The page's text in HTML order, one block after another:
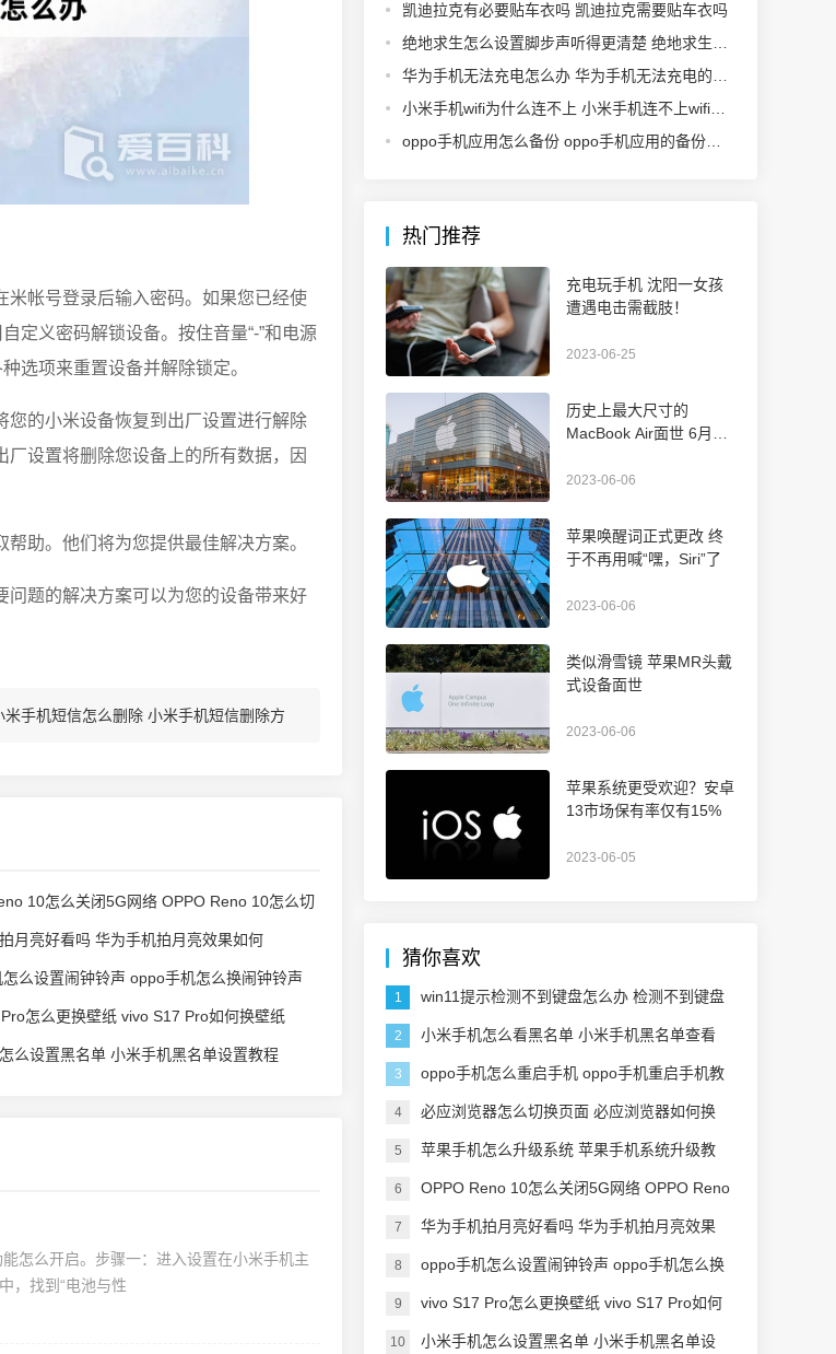
凯迪拉克有必要贴车衣吗 凯迪拉克需要贴车衣吗
绝地求生怎么设置脚步声听得更清楚 绝地求生怎么设置脚步声
华为手机无法充电怎么办 华为手机无法充电的解决方法
小米手机wifi为什么连不上 小米手机连不上wifi原因介绍
oppo手机应用怎么备份 oppo手机应用的备份方法
热门推荐
充电玩手机 沈阳一女孩
遭遇电击需截肢！
2023-06-25
历史上最大尺寸的
MacBook Air面世 6月7
2023-06-06
苹果唤醒词正式更改 终
于不再用喊“嘿，Siri”了
2023-06-06
类似滑雪镜 苹果MR头戴
式设备面世
2023-06-06
苹果系统更受欢迎？安卓
13市场保有率仅有15%
2023-06-05
猜你喜欢
1 win11提示检测不到键盘怎么办 检测不到键盘
怎么解决
2 小米手机怎么看黑名单 小米手机黑名单查看
方法介绍
3 oppo手机怎么重启手机 oppo手机重启手机教
程
4 必应浏览器怎么切换页面 必应浏览器如何换
页面
5 苹果手机怎么升级系统 苹果手机系统升级教
程
6 OPPO Reno 10怎么关闭5G网络 OPPO Reno
10怎么切换5G网络
7 华为手机拍月亮好看吗 华为手机拍月亮效果
如何
8 oppo手机怎么设置闹钟铃声 oppo手机怎么换
闹钟铃声
9 vivo S17 Pro怎么更换壁纸 vivo S17 Pro如何
换壁纸
10 小米手机怎么设置黑名单 小米手机黑名单设
米帐号登录后输入密码。如果您已经使
定义密码解锁设备。按住音量“-”和电源
选项来重置设备并解除锁定。
的小米设备恢复到出厂设置进行解除
设置将删除您设备上的所有数据，因
助。他们将为您提供最佳解决方案。
问题的解决方案可以为您的设备带来好
米手机短信怎么删除 小米手机短信删除方
10怎么关闭5G网络 OPPO Reno 10怎么切
月亮好看吗 华为手机拍月亮效果如何
么设置闹钟铃声 oppo手机怎么换闹钟铃声
怎么更换壁纸 vivo S17 Pro如何换壁纸
么设置黑名单 小米手机黑名单设置教程
怎么开启。步骤一：进入设置在小米手机主
，找到“电池与性